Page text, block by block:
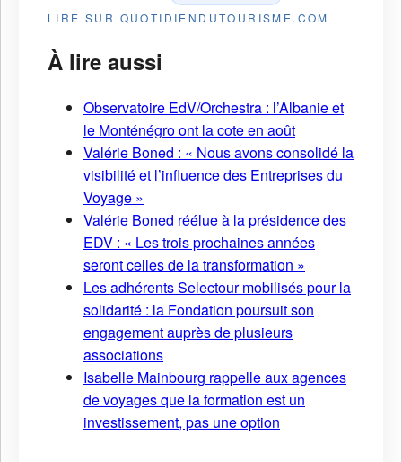
LIRE SUR QUOTIDIENDUTOURISME.COM
À lire aussi
Observatoire EdV/Orchestra : l’Albanie et
le Monténégro ont la cote en août
Valérie Boned : « Nous avons consolidé la
visibilité et l’influence des Entreprises du
Voyage »
Valérie Boned réélue à la présidence des
EDV : « Les trois prochaines années
seront celles de la transformation »
Les adhérents Selectour mobilisés pour la
solidarité : la Fondation poursuit son
engagement auprès de plusieurs
associations
Isabelle Mainbourg rappelle aux agences
de voyages que la formation est un
investissement, pas une option